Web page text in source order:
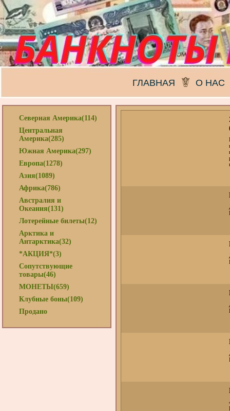
ГЛАВНАЯ О НАС
Северная Америка(114)
Центральная
Америка(285)
Южная Америка(297)
Европа(1278)
Азия(1089)
Африка(786)
Австралия и
Океания(131)
Лотерейные билеты(12)
Арктика и
Антарктика(32)
*АКЦИЯ*(3)
Сопутствующие
товары(46)
МОНЕТЫ(659)
Клубные боны(109)
Продано